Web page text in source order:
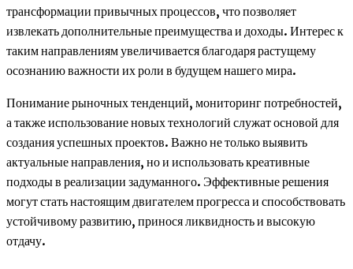
трансформации привычных процессов, что позволяет
извлекать дополнительные преимущества и доходы. Интерес к
таким направлениям увеличивается благодаря растущему
осознанию важности их роли в будущем нашего мира.
Понимание рыночных тенденций, мониторинг потребностей,
а также использование новых технологий служат основой для
создания успешных проектов. Важно не только выявить
актуальные направления, но и использовать креативные
подходы в реализации задуманного. Эффективные решения
могут стать настоящим двигателем прогресса и способствовать
устойчивому развитию, принося ликвидность и высокую
отдачу.